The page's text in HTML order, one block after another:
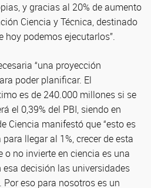
y gracias al 20% de aumento
Ciencia y Técnica, destinado
hoy podemos ejecutarlos”.
“una proyección
poder planificar. El
es de 240.000 millones si se
el 0,39% del PBI, siendo en
Ciencia manifestó que “esto es
llegar al 1%, crecer de esta
o no invierte en ciencia es una
decisión las universidades
eso para nosotros es un